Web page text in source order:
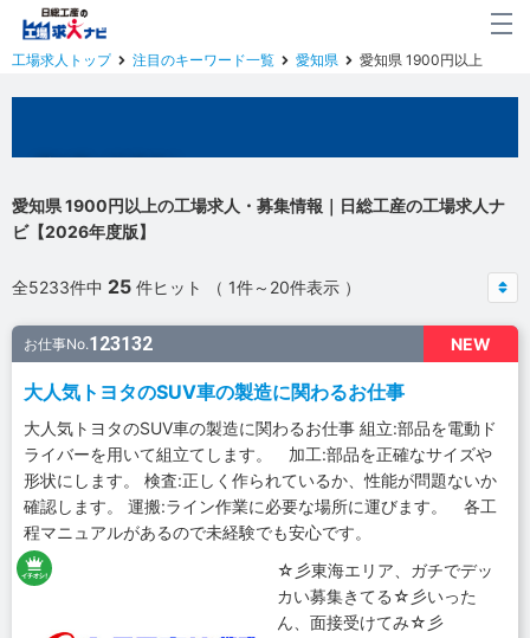
工場求人トップ 注目のキーワード一覧 愛知県 愛知県 1900円以上
愛知県 1900円以上の工場求人・募集情報｜日総工産の工場求人ナ
ビ【2026年度版】
全5233件中 25 件ヒット （ 1件～20件表示 ）
NEW
お仕事No.123132
大人気トヨタのSUV車の製造に関わるお仕事
大人気トヨタのSUV車の製造に関わるお仕事 組立:部品を電動ド
ライバーを用いて組立てします。 加工:部品を正確なサイズや
形状にします。 検査:正しく作られているか、性能が問題ないか
確認します。 運搬:ライン作業に必要な場所に運びます。 各工
程マニュアルがあるので未経験でも安心です。
☆彡東海エリア、ガチでデッ
カい募集きてる☆彡いった
ん、面接受けてみ☆彡